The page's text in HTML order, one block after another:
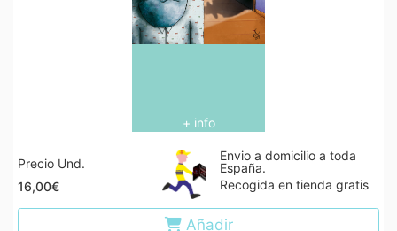
+ info
Precio Und.
16,00€
Envio a domicilio a toda
España.
Recogida en tienda gratis
Añadir